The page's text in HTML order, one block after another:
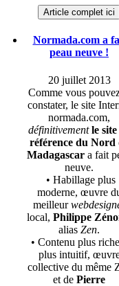
Article complet ici
Normada.com a
peau neuve !
20 juillet 2013
Comme vous
constater, le site
normada.com,
définitivement le site
référence du Nord
Madagascara fait
neuve.
• Habillage plus
moderne, œuvre
meilleur
local, Philippe
alias Zen.
• Contenu plus
plus intuitif,
collective du même
et de Pierre